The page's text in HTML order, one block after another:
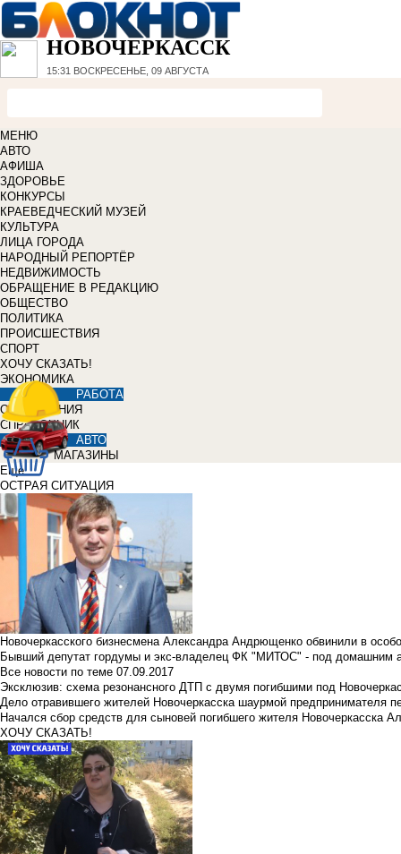
НОВОЧЕРКАССК
15:31 ВОСКРЕСЕНЬЕ, 09 АВГУСТА
МЕНЮ
АВТО
АФИША
ЗДОРОВЬЕ
КОНКУРСЫ
КРАЕВЕДЧЕСКИЙ МУЗЕЙ
КУЛЬТУРА
ЛИЦА ГОРОДА
НАРОДНЫЙ РЕПОРТЁР
НЕДВИЖИМОСТЬ
ОБРАЩЕНИЕ В РЕДАКЦИЮ
ОБЩЕСТВО
ПОЛИТИКА
ПРОИСШЕСТВИЯ
СПОРТ
ХОЧУ СКАЗАТЬ!
ЭКОНОМИКА
РАБОТА
ОБЪЯВЛЕНИЯ
СПРАВОЧНИК
АВТО
МАГАЗИНЫ
Еще
ОСТРАЯ СИТУАЦИЯ
Новочеркасского бизнесмена Александра Андрющенко обвинили в
Бывший депутат гордумы и экс-владелец ФК "МИТОС" - под домашним
Все новости по теме 07.09.2017
Эксклюзив: схема резонансного ДТП с двумя погибшими под
Дело отравившего жителей Новочеркасска шаурмой предпринимателя
Начался сбор средств для сыновей погибшего жителя Новочеркасска
ХОЧУ СКАЗАТЬ!